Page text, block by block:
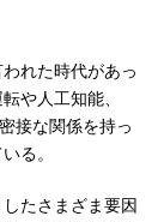
れた時代があっ
や人工知能、
接な関係を持っ
る。
たさまざま要因